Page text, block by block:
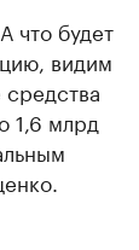
что будет
видим
1,6 млрд